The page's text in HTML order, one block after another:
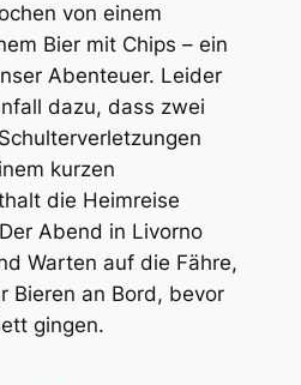
von einem
Bier mit Chips – ein
Abenteuer. Leider
dazu, dass zwei
kurzen
die Heimreise
Abend in Livorno
Warten auf die Fähre,
Bieren an Bord, bevor
gingen.